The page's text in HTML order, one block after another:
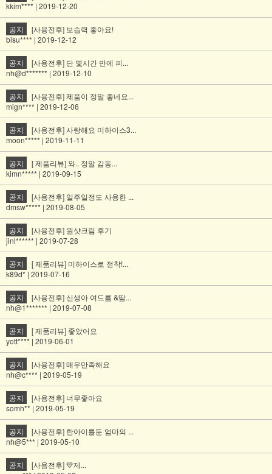
kkim**** | 2019-12-20
공지
[사용전후] 보습력 좋아요!
bisu**** | 2019-12-12
공지
[사용전후] 단 몇시간 만에 피...
nh@d******* | 2019-12-10
공지
[사용전후] 제품이 정말 좋네요...
mign**** | 2019-12-06
공지
[사용전후] 사랑해요 미하이스3...
moon***** | 2019-11-11
공지
[ 제품리뷰] 와.. 정말 감동...
kimn***** | 2019-09-15
공지
[사용전후] 일주일정도 사용한 ...
dmsw***** | 2019-08-05
공지
[사용전후] 원샷크림 후기
jinl****** | 2019-07-28
공지
[ 제품리뷰] 미하이스로 정착!...
k89d* | 2019-07-16
공지
[사용전후] 신생아 여드름 &땀...
nh@1******* | 2019-07-08
공지
[ 제품리뷰] 좋았어요
yott**** | 2019-06-01
공지
[사용전후] 매우만족해요
nh@c**** | 2019-05-19
공지
[사용전후] 너무좋아요
somh** | 2019-05-19
공지
[사용전후] 한아이를둔 엄마의 ...
nh@5*** | 2019-05-10
공지
[사용전후] 💛제...